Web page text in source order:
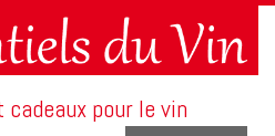
pour le vin